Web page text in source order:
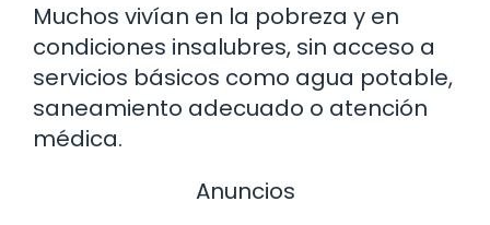
Muchos vivían en la pobreza y en
condiciones insalubres, sin acceso a
servicios básicos como agua potable,
saneamiento adecuado o atención
médica.
Anuncios